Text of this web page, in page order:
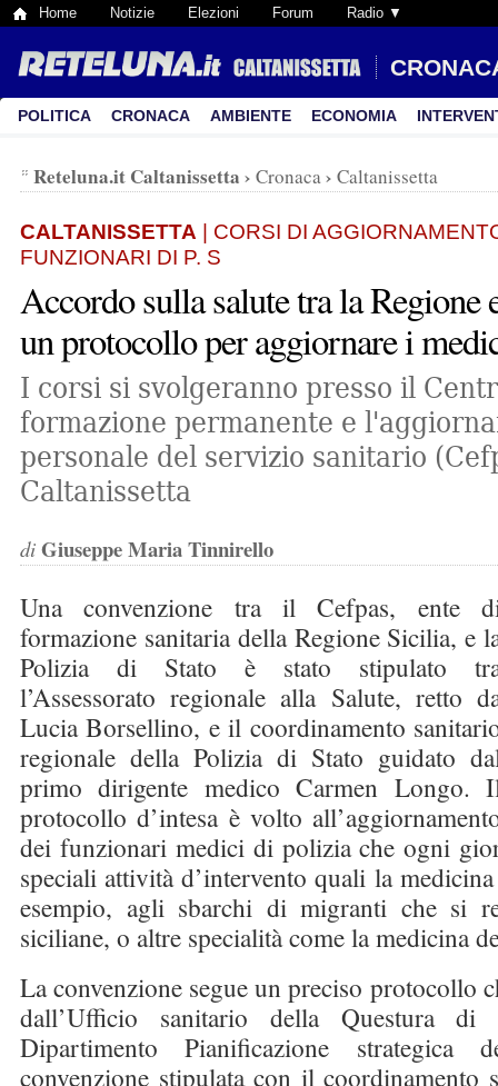
Home Notizie Elezioni Forum Radio ▼
POLITICA CRONACA AMBIENTE ECONOMIA
Reteluna.it Caltanissetta › Cronaca› Caltanissetta
CALTANISSETTA | CORSI DI
FUNZIONARI DI P. S
Accordo sulla salute tra la Regione
un protocollo per aggiornare i
I corsi si svolgeranno presso il
formazione permanente e
personale del servizio sanitario
Caltanissetta
di Giuseppe Maria Tinnirello
Una convenzione tra il Cefpas, ente
formazione sanitaria della Regione Sicilia, e
Polizia di Stato è stato stipulato
l’Assessorato regionale alla Salute, retto
Lucia Borsellino, e il coordinamento
regionale della Polizia di Stato guidato
primo dirigente medico Carmen Longo.
protocollo d’intesa è volto
dei funzionari medici di polizia che ogni
speciali attività d’intervento quali la
esempio, agli sbarchi di migranti che si
siciliane, o altre specialità come la medicina
La convenzione segue un preciso protocollo
dall’Ufficio sanitario della Questura di
Dipartimento Pianificazione strategica
convenzione stipulata con il coordinamento